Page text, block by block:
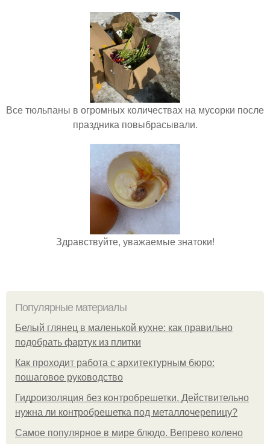
Все тюльпаны в огромных количествах на мусорки после
праздника повыбрасывали.
Здравствуйте, уважаемые знатоки!
Популярные материалы
Белый глянец в маленькой кухне: как правильно
подобрать фартук из плитки
Как проходит работа с архитектурным бюро:
пошаговое руководство
Гидроизоляция без контробрешетки. Действительно
нужна ли контробрешетка под металлочерепицу?
Самое популярное в мире блюдо. Вепрево колено